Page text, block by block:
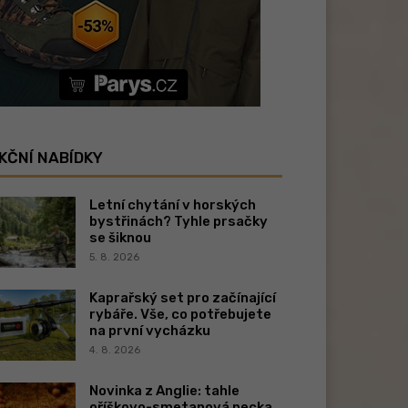
NABÍDKY
Letní chytání v horských
bystřinách? Tyhle prsačky
se šiknou
5. 8. 2026
Kaprařský set pro začínající
rybáře. Vše, co potřebujete
na první vycházku
4. 8. 2026
Novinka z Anglie: tahle